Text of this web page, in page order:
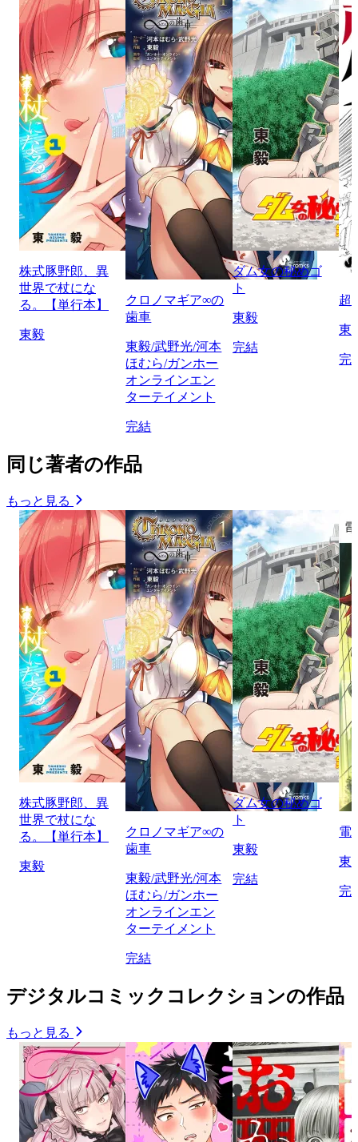
株式豚野郎、異
世界で杖にな
る。【単行本】
東毅
クロノマギア∞の
歯車
東毅/武野光/河本
ほむら/ガンホー
オンラインエン
ターテイメント
完結
ダム女の秘めゴ
ト
東毅
完結
超
東
完
同じ著者の作品
もっと見る
株式豚野郎、異
世界で杖にな
る。【単行本】
東毅
クロノマギア∞の
歯車
東毅/武野光/河本
ほむら/ガンホー
オンラインエン
ターテイメント
完結
ダム女の秘めゴ
ト
東毅
完結
電
東
完
デジタルコミックコレクションの作品
もっと見る